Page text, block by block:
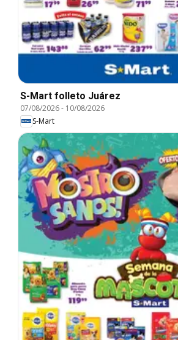
S-Mart folleto Juárez
07/08/2026- 10/08/2026
S-Mart